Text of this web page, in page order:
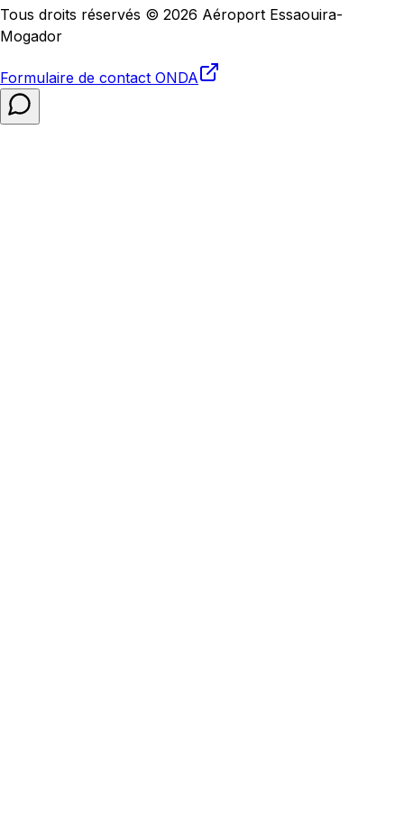
Tous droits réservés © 2026 Aéroport Essaouira-
Mogador
Formulaire de contact ONDA